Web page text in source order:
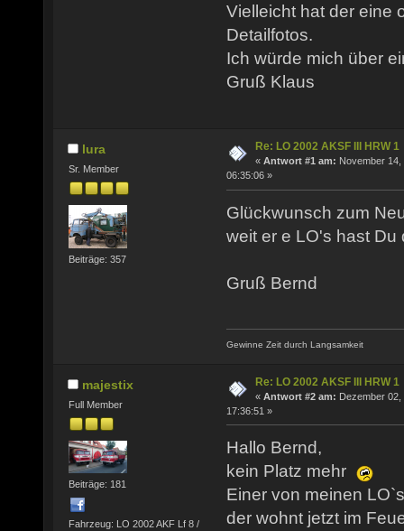
Vielleicht hat der eine
Detailfotos.
Ich würde mich über
Gruß Klaus
lura
Sr. Member
Beiträge: 357
Re: LO 2002 AKSF III HRW 1
« Antwort #1 am: November 14,
06:35:06 »
Glückwunsch zum
weit er e LO's hast Du
Gruß Bernd
Gewinne Zeit durch Langsamkeit
majestix
Full Member
Beiträge: 181
Fahrzeug: LO 2002 AKF Lf 8 /
Re: LO 2002 AKSF III HRW 1
« Antwort #2 am: Dezember 02,
17:36:51 »
Hallo Bernd,
kein Platz mehr
Einer von meinen
der wohnt jetzt im